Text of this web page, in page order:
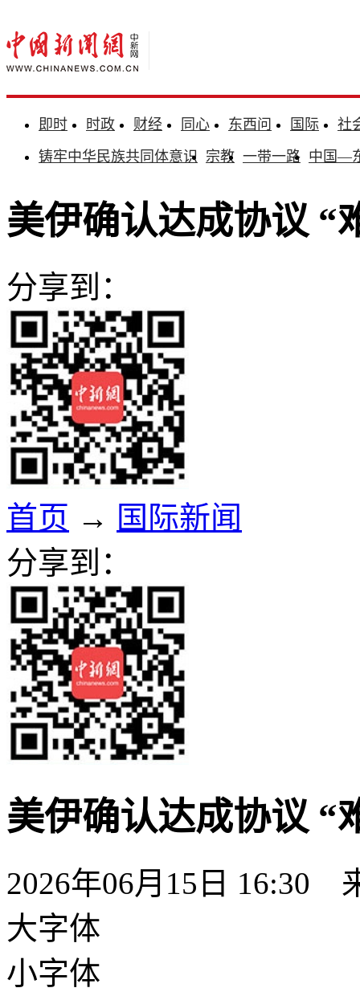
即时 时政 财经 同心 东西问 国际
社
铸牢中华民族共同体意识 宗教 一带一路 中国—
美伊确认达成协议 “
分享到：
首页 → 国际新闻
分享到：
美伊确认达成协议 “
2026年06月15日 16:30
大字体
小字体